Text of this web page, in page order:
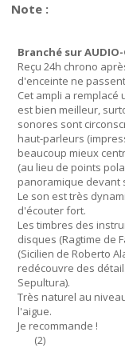
Note :
Branché sur
Reçu 24h chrono
d'enceinte ne
Cet ampli a remplacé
est bien meilleur,
sonores sont
haut-parleurs
beaucoup mieux
(au lieu de points
panoramique devant
Le son est très
d'écouter fort.
Les timbres des
disques (Ragtime de
(Sicilien de Roberto
redécouvre des
Sepultura).
Très naturel au
l'aigue.
Je recommande !
(2)